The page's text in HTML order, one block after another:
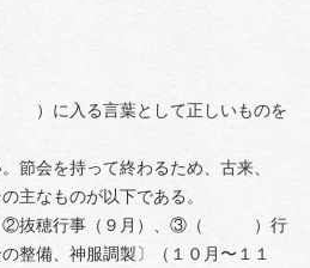
）に入る言葉として正しいものを
節会を持って終わるため、古来、
主なものが以下である。
②抜穂行事（９月）、③（ ）行
整備、神服調製〕（１０月〜１１